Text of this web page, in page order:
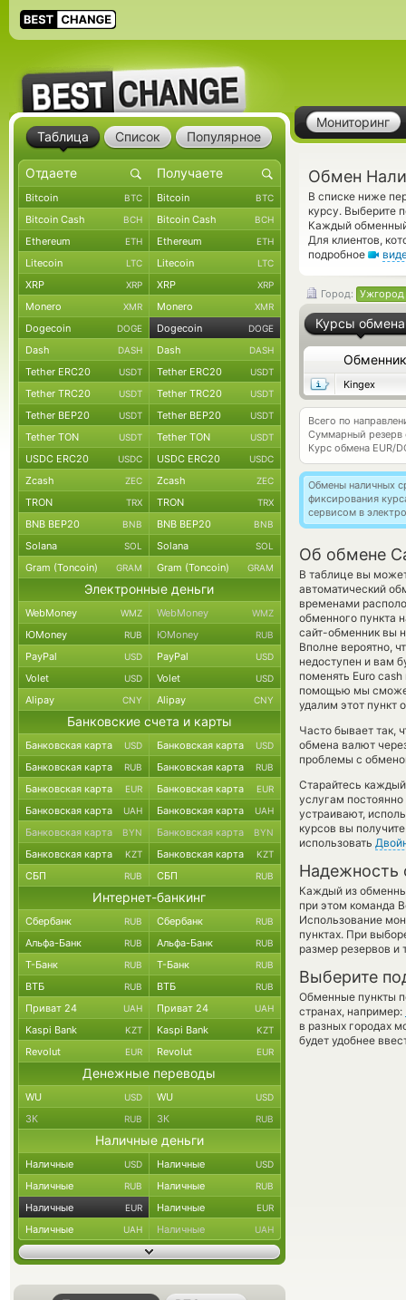
Мониторинг
Обмен
В списке ниже
курсу. Выберите
Каждый обменный
Для клиентов,
подробное
Город: Ужгород
Курсы обмена
Обменник
Kingex
Всего по
Суммарный резерв
Курс обмена EUR/
Обмены наличных
фиксирования
сервисом в
Об обмене
В таблице вы
автоматический
временами
обменного пункта
сайт-обменник вы
Вполне вероятно,
недоступен и вам
поменять Euro
помощью мы
удалим этот пункт
Часто бывает так,
обмена валют
проблемы с
Старайтесь
услугам
устраивают,
курсов вы
использовать
Надежность
Каждый из
при этом команда
Использование
пунктах. При
размер резервов и
Выберите
Обменные пункты
странах, например:
в разных городах
будет удобнее
Таблица Список Популярное
Bitcoin BTC Bitcoin BTC
Bitcoin Cash BCH Bitcoin Cash BCH
Ethereum ETH Ethereum ETH
Litecoin LTC Litecoin LTC
XRP XRP XRP XRP
Monero XMR Monero XMR
Dogecoin DOGE Dogecoin DOGE
Dash DASH Dash DASH
Tether ERC20 USDT Tether ERC20 USDT
Tether TRC20 USDT Tether TRC20 USDT
Tether BEP20 USDT Tether BEP20 USDT
Tether TON USDT Tether TON USDT
USDC ERC20 USDC USDC ERC20 USDC
Zcash ZEC Zcash ZEC
TRON TRX TRON TRX
BNB BEP20 BNB BNB BEP20 BNB
Solana SOL Solana SOL
Gram (Toncoin) GRAM Gram (Toncoin) GRAM
Электронные деньги
WebMoney WMZ WebMoney WMZ
ЮMoney RUB ЮMoney RUB
PayPal USD PayPal USD
Volet USD Volet USD
Alipay CNY Alipay CNY
Банковские счета и карты
Банковская карта USD Банковская карта USD
Банковская карта RUB Банковская карта RUB
Банковская карта EUR Банковская карта EUR
Банковская карта UAH Банковская карта UAH
Банковская карта BYN Банковская карта BYN
Банковская карта KZT Банковская карта KZT
СБП RUB СБП RUB
Интернет-банкинг
Сбербанк RUB Сбербанк RUB
Альфа-Банк RUB Альфа-Банк RUB
Т-Банк RUB Т-Банк RUB
ВТБ RUB ВТБ RUB
Приват 24 UAH Приват 24 UAH
Kaspi Bank KZT Kaspi Bank KZT
Revolut EUR Revolut EUR
Денежные переводы
WU USD WU USD
ЗК RUB ЗК RUB
Наличные деньги
Наличные USD Наличные USD
Наличные RUB Наличные RUB
Наличные EUR Наличные EUR
Наличные UAH Наличные UAH